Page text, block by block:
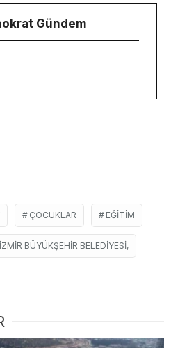
Gündem
ÇOCUKLAR EĞITIM
İZMIR BÜYÜKŞEHIR BELEDIYESI,